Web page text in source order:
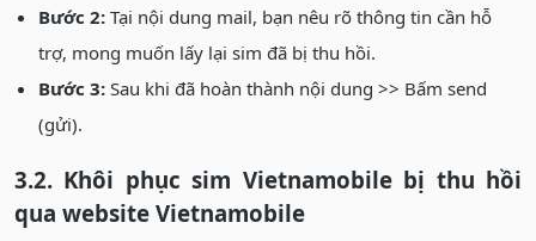
Bước 2: Tại nội dung mail, bạn nêu rõ thông tin cần hỗ
trợ, mong muốn lấy lại sim đã bị thu hồi.
Bước 3: Sau khi đã hoàn thành nội dung >> Bấm send
(gửi).
3.2. Khôi phục sim Vietnamobile bị thu hồi
qua website Vietnamobile